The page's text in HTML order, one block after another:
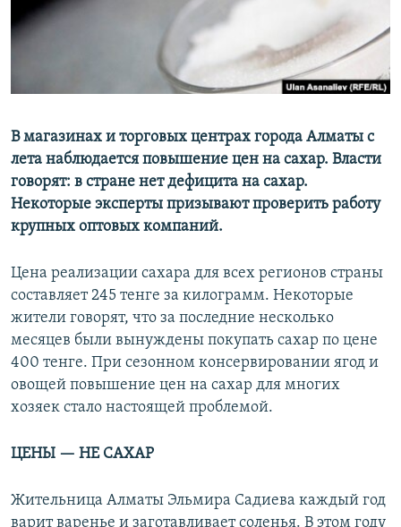
В магазинах и торговых центрах города Алматы с
лета наблюдается повышение цен на сахар. Власти
говорят: в стране нет дефицита на сахар.
Некоторые эксперты призывают проверить работу
крупных оптовых компаний.
Цена реализации сахара для всех регионов страны
составляет 245 тенге за килограмм. Некоторые
жители говорят, что за последние несколько
месяцев были вынуждены покупать сахар по цене
400 тенге. При сезонном консервировании ягод и
овощей повышение цен на сахар для многих
хозяек стало настоящей проблемой.
ЦЕНЫ — НЕ САХАР
Жительница Алматы Эльмира Садиева каждый год
варит варенье и заготавливает соленья. В этом году